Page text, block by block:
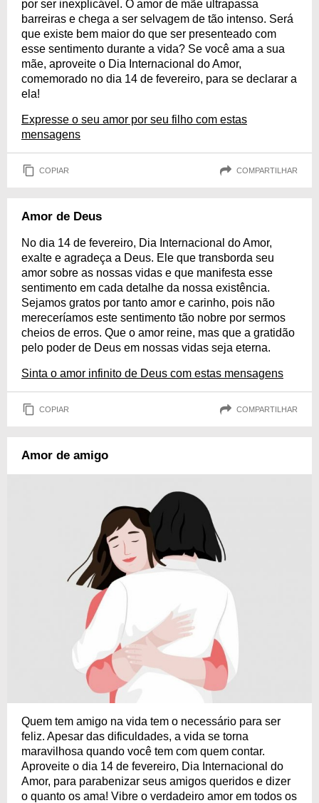
por ser inexplicável. O amor de mãe ultrapassa
barreiras e chega a ser selvagem de tão intenso. Será
que existe bem maior do que ser presenteado com
esse sentimento durante a vida? Se você ama a sua
mãe, aproveite o Dia Internacional do Amor,
comemorado no dia 14 de fevereiro, para se declarar a
ela!
Expresse o seu amor por seu filho com estas
mensagens
COPIAR COMPARTILHAR
Amor de Deus
No dia 14 de fevereiro, Dia Internacional do Amor,
exalte e agradeça a Deus. Ele que transborda seu
amor sobre as nossas vidas e que manifesta esse
sentimento em cada detalhe da nossa existência.
Sejamos gratos por tanto amor e carinho, pois não
mereceríamos este sentimento tão nobre por sermos
cheios de erros. Que o amor reine, mas que a gratidão
pelo poder de Deus em nossas vidas seja eterna.
Sinta o amor infinito de Deus com estas mensagens
COPIAR COMPARTILHAR
Amor de amigo
Quem tem amigo na vida tem o necessário para ser
feliz. Apesar das dificuldades, a vida se torna
maravilhosa quando você tem com quem contar.
Aproveite o dia 14 de fevereiro, Dia Internacional do
Amor, para parabenizar seus amigos queridos e dizer
o quanto os ama! Vibre o verdadeiro amor em todos os